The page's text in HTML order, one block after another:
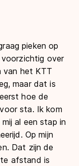
pieken op
over
van het KTT
maar dat is
hoe de
sta. Ik kom
al een stap in
Op mijn
Dat zijn de
afstand is